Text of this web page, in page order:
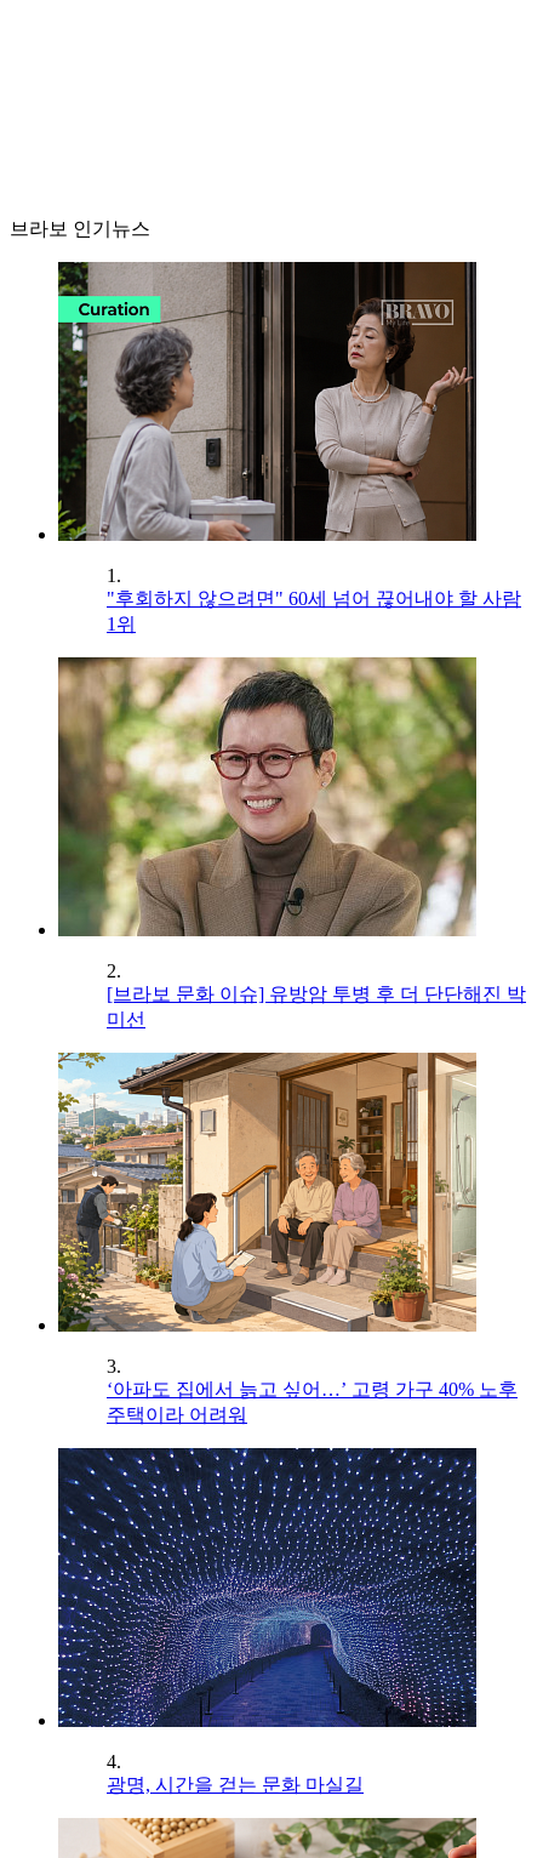
브라보 인기뉴스
1.
"후회하지 않으려면" 60세 넘어 끊어내야 할 사람
1위
2.
[브라보 문화 이슈] 유방암 투병 후 더 단단해진 박
미선
3.
‘아파도 집에서 늙고 싶어…’ 고령 가구 40% 노후
주택이라 어려워
4.
광명, 시간을 걷는 문화 마실길